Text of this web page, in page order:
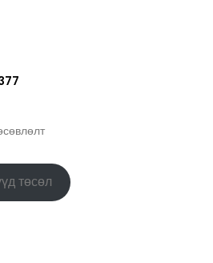
төсөл